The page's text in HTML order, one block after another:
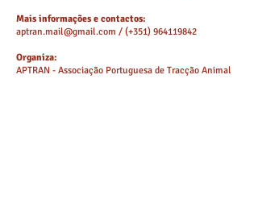
Mais informações e contactos:
aptran.mail@gmail.com / (+351) 964119842
Organiza:
APTRAN - Associação Portuguesa de Tracção Animal